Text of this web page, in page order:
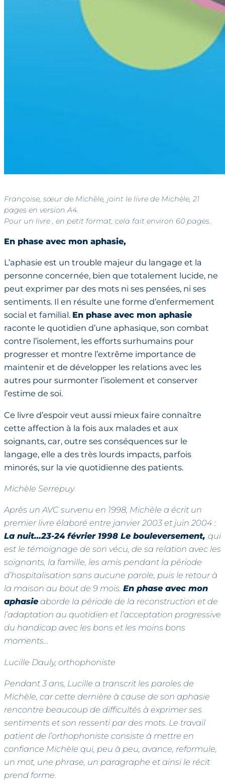
Françoise, sœur de Michèle, joint le livre de Michèle, 21
pages en version A4.
Pour un livre , en petit format, cela fait environ 60 pages.
En phase avec mon aphasie,
L’aphasie est un trouble majeur du langage et la
personne concernée, bien que totalement lucide, ne
peut exprimer par des mots ni ses pensées, ni ses
sentiments. Il en résulte une forme d’enfermement
social et familial. En phase avec mon aphasie
raconte le quotidien d’une aphasique, son combat
contre l’isolement, les efforts surhumains pour
progresser et montre l’extrême importance de
maintenir et de développer les relations avec les
autres pour surmonter l’isolement et conserver
l’estime de soi.
Ce livre d’espoir veut aussi mieux faire connaître
cette affection à la fois aux malades et aux
soignants, car, outre ses conséquences sur le
langage, elle a des très lourds impacts, parfois
minorés, sur la vie quotidienne des patients.
Michèle Serrepuy
Après un AVC survenu en 1998, Michèle a écrit un
premier livre élaboré entre janvier 2003 et juin 2004 :
La nuit…23-24 février 1998 Le bouleversement, qui
est le témoignage de son vécu, de sa relation avec les
soignants, la famille, les amis pendant la période
d’hospitalisation sans aucune parole, puis le retour à
la maison au bout de 9 mois. En phase avec mon
aphasie aborde la période de la reconstruction et de
l’adaptation au quotidien et l’acceptation progressive
du handicap avec les bons et les moins bons
moments…
Lucille Dauly, orthophoniste
Pendant 3 ans, Lucille a transcrit les paroles de
Michèle, car cette dernière à cause de son aphasie
rencontre beaucoup de difficultés à exprimer ses
sentiments et son ressenti par des mots. Le travail
patient de l’orthophoniste consiste à mettre en
confiance Michèle qui, peu à peu, avance, reformule,
un mot, une phrase, un paragraphe et ainsi le récit
prend forme.